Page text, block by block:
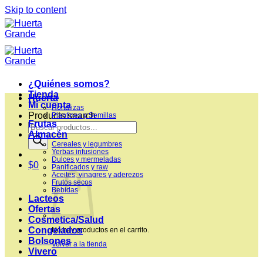
Skip to content
¿Quiénes somos?
Tienda
Mi cuenta
Products search
$0
No hay productos en el carrito.
Volver a la tienda
Huerta
Hortalizas
Plantines y Semillas
Frutas
Almacén
Cereales y legumbres
Yerbas infusiones
Dulces y mermeladas
Panificados y raw
Aceites, vinagres y aderezos
Frutos secos
Bebidas
Lacteos
Ofertas
Cosmetica/Salud
Congelados
Bolsones
Vivero